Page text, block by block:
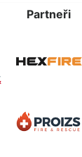
Partneři